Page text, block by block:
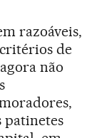
razoáveis,
de
não
patinetes